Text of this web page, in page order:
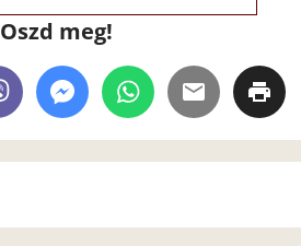
Oszd meg!